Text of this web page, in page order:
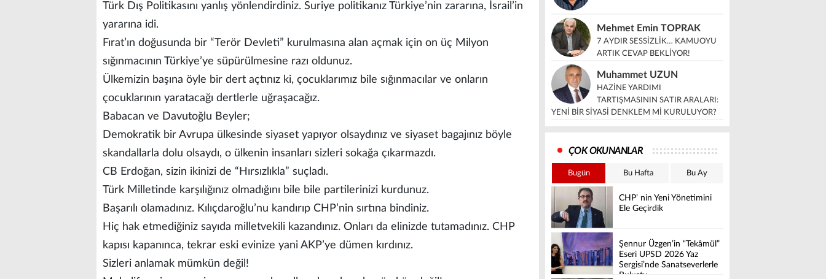
Türk Dış Politikasını yanlış yönlendirdiniz. Suriye politikanız Türkiye’nin zararına, İsrail’in
yararına idi.
Fırat’ın doğusunda bir “Terör Devleti” kurulmasına alan açmak için on üç Milyon
sığınmacının Türkiye’ye süpürülmesine razı oldunuz.
Ülkemizin başına öyle bir dert açtınız ki, çocuklarımız bile sığınmacılar ve onların
çocuklarının yaratacağı dertlerle uğraşacağız.
Babacan ve Davutoğlu Beyler;
Demokratik bir Avrupa ülkesinde siyaset yapıyor olsaydınız ve siyaset bagajınız böyle
skandallarla dolu olsaydı, o ülkenin insanları sizleri sokağa çıkarmazdı.
CB Erdoğan, sizin ikinizi de “Hırsızlıkla” suçladı.
Türk Milletinde karşılığınız olmadığını bile bile partilerinizi kurdunuz.
Başarılı olamadınız. Kılıçdaroğlu’nu kandırıp CHP’nin sırtına bindiniz.
Hiç hak etmediğiniz sayıda milletvekili kazandınız. Onları da elinizde tutamadınız. CHP
kapısı kapanınca, tekrar eski evinize yani AKP’ye dümen kırdınız.
Sizleri anlamak mümkün değil!
Mehmet Emin TOPRAK
7 AYDIR SESSİZLİK… KAMUOYU
ARTIK CEVAP BEKLİYOR!
Muhammet UZUN
HAZİNE YARDIMI
TARTIŞMASININ SATIR ARALARI:
YENİ BİR SİYASİ DENKLEM Mİ KURULUYOR?
ÇOK OKUNANLAR
Bugün Bu Hafta Bu Ay
CHP’ nin Yeni Yönetimini
Ele Geçirdik
Şennur Üzgen’in “Tekâmül”
Eseri UPSD 2026 Yaz
Sergisi’nde Sanatseverlerle
Buluştu